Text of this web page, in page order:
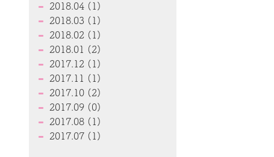
2018.04 (1)
2018.03 (1)
2018.02 (1)
2018.01 (2)
2017.12 (1)
2017.11 (1)
2017.10 (2)
2017.09 (0)
2017.08 (1)
2017.07 (1)